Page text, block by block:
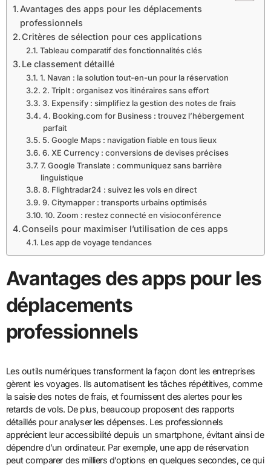
Avantages des apps pour les déplacements
professionnels
Critères de sélection pour ces applications
Tableau comparatif des fonctionnalités clés
Le classement détaillé
1. Navan : la solution tout-en-un pour la réservation
2. TripIt : organisez vos itinéraires sans effort
3. Expensify : simplifiez la gestion des notes de frais
4. Booking.com for Business : trouvez l’hébergement
parfait
5. Google Maps : navigation fiable en tous lieux
6. XE Currency : conversions de devises précises
7. Google Translate : communiquez sans barrière
linguistique
8. Flightradar24 : suivez les vols en direct
9. Citymapper : transports urbains optimisés
10. Zoom : restez connecté en visioconférence
Conseils pour maximiser l’utilisation de ces apps
Les app de voyage tendances
Avantages des apps pour les
déplacements
professionnels
Les outils numériques transforment la façon dont les entreprises
gèrent les voyages. Ils automatisent les tâches répétitives, comme
la saisie des notes de frais, et fournissent des alertes pour les
retards de vols. De plus, beaucoup proposent des rapports
détaillés pour analyser les dépenses. Les professionnels
apprécient leur accessibilité depuis un smartphone, évitant ainsi de
dépendre d’un ordinateur. Par exemple, une app de réservation
peut comparer des milliers d’options en quelques secondes, ce qui